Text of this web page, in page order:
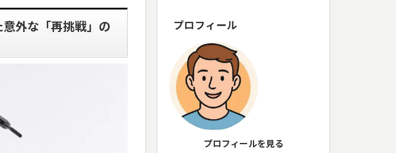
外な「再挑戦」の
プロフィール
プロフィールを見る